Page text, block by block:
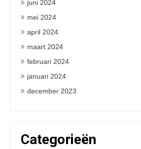
juni 2024
mei 2024
april 2024
maart 2024
februari 2024
januari 2024
december 2023
Categorieën